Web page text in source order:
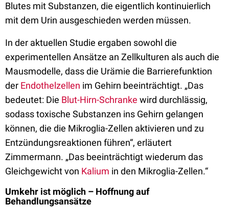
Blutes mit Substanzen, die eigentlich kontinuierlich
mit dem Urin ausgeschieden werden müssen.
In der aktuellen Studie ergaben sowohl die
experimentellen Ansätze an Zellkulturen als auch die
Mausmodelle, dass die Urämie die Barrierefunktion
der Endothelzellen im Gehirn beeinträchtigt. „Das
bedeutet: Die Blut-Hirn-Schranke wird durchlässig,
sodass toxische Substanzen ins Gehirn gelangen
können, die die Mikroglia-Zellen aktivieren und zu
Entzündungsreaktionen führen“, erläutert
Zimmermann. „Das beeinträchtigt wiederum das
Gleichgewicht von Kalium in den Mikroglia-Zellen.“
Umkehr ist möglich – Hoffnung auf
Behandlungsansätze